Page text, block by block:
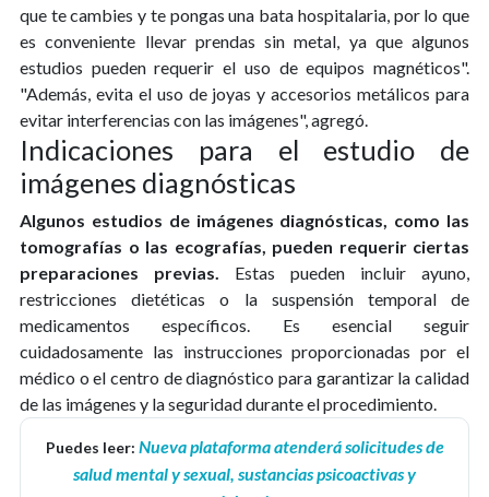
que te cambies y te pongas una bata hospitalaria, por lo que
es conveniente llevar prendas sin metal, ya que algunos
estudios pueden requerir el uso de equipos magnéticos".
"Además, evita el uso de joyas y accesorios metálicos para
evitar interferencias con las imágenes", agregó.
Indicaciones para el estudio de
imágenes diagnósticas
Algunos estudios de imágenes diagnósticas, como las
tomografías o las ecografías, pueden requerir ciertas
preparaciones previas.
Estas pueden incluir ayuno,
restricciones dietéticas o la suspensión temporal de
medicamentos específicos. Es esencial seguir
cuidadosamente las instrucciones proporcionadas por el
médico o el centro de diagnóstico para garantizar la calidad
de las imágenes y la seguridad durante el procedimiento.
Puedes leer: Nueva plataforma atenderá solicitudes de
salud mental y sexual, sustancias psicoactivas y